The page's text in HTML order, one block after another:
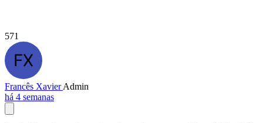
571
Francês XavierAdmin
há 4 semanas